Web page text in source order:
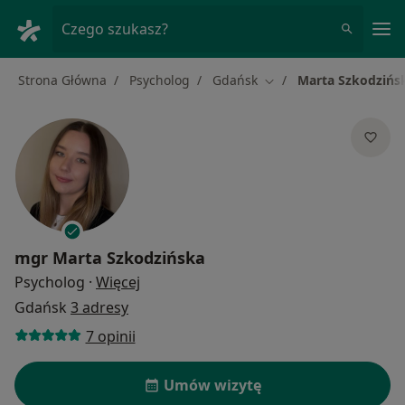
Czego szukasz?
Strona Główna Psycholog Gdańsk Zmień miasto
Marta
mgr Marta Szkodzińska
Psycholog · Więcej
Gdańsk 3 adresy
7 opinii
Umów wizytę